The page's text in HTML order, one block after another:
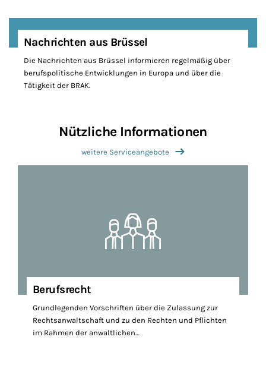
Nachrichten aus Brüssel
Die Nachrichten aus Brüssel informieren regelmäßig über
berufspolitische Entwicklungen in Europa und über die
Tätigkeit der BRAK.
Nützliche Informationen
weitere Serviceangebote
Berufsrecht
Grundlegenden Vorschriften über die Zulassung zur
Rechtsanwaltschaft und zu den Rechten und Pflichten
im Rahmen der anwaltlichen…